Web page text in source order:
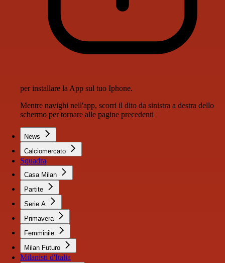
per installare la App sul tuo Iphone.
Mentre navighi nell'app, scorri il dito da sinistra a destra dello
schermo per tornare alle pagine precedenti
News
Calciomercato
Squadra
Casa Milan
Partite
Serie A
Primavera
Femminile
Milan Futuro
Milanisti d'Italia